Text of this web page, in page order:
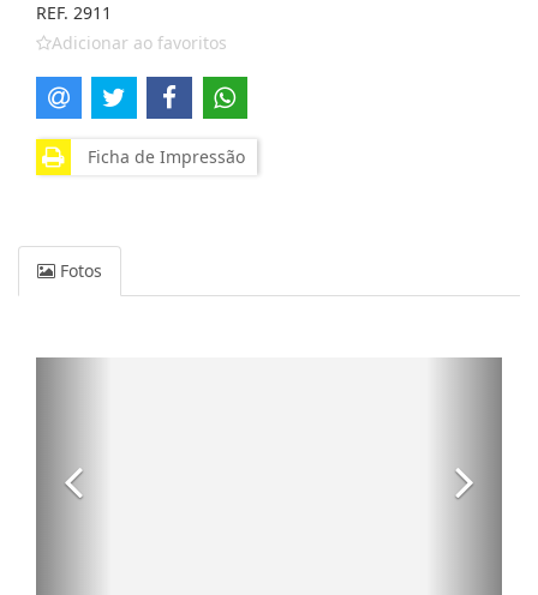
REF. 2911
Adicionar ao favoritos
Ficha de Impressão
Fotos